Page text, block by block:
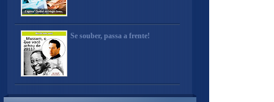
Se souber, passa a frente!